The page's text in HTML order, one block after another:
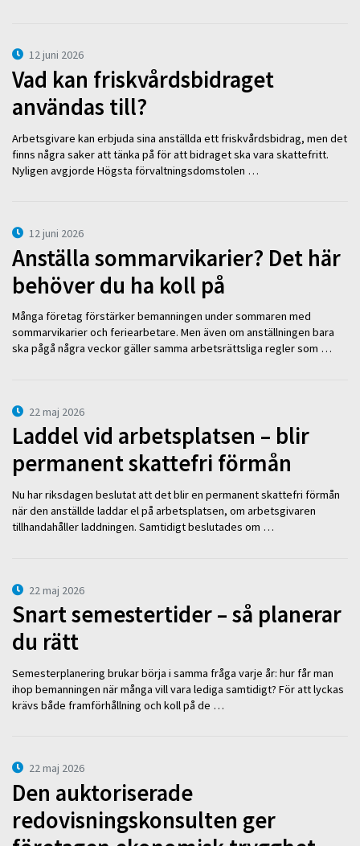
12 juni 2026
Vad kan friskvårdsbidraget
användas till?
Arbetsgivare kan erbjuda sina anställda ett friskvårdsbidrag, men det
finns några saker att tänka på för att bidraget ska vara skattefritt.
Nyligen avgjorde Högsta förvaltningsdomstolen …
12 juni 2026
Anställa sommarvikarier? Det här
behöver du ha koll på
Många företag förstärker bemanningen under sommaren med
sommarvikarier och feriearbetare. Men även om anställningen bara
ska pågå några veckor gäller samma arbetsrättsliga regler som …
22 maj 2026
Laddel vid arbetsplatsen – blir
permanent skattefri förmån
Nu har riksdagen beslutat att det blir en permanent skattefri förmån
när den anställde laddar el på arbetsplatsen, om arbetsgivaren
tillhandahåller laddningen. Samtidigt beslutades om …
22 maj 2026
Snart semestertider – så planerar
du rätt
Semesterplanering brukar börja i samma fråga varje år: hur får man
ihop bemanningen när många vill vara lediga samtidigt? För att lyckas
krävs både framförhållning och koll på de …
22 maj 2026
Den auktoriserade
redovisningskonsulten ger